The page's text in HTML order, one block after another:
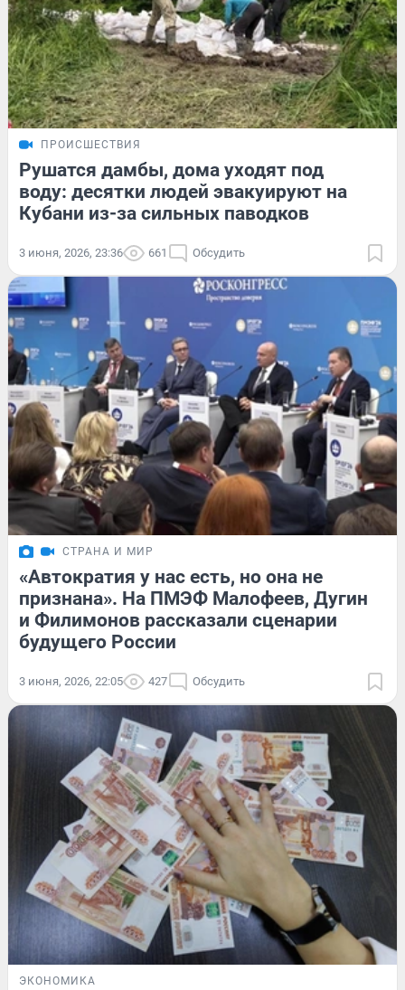
ПРОИСШЕСТВИЯ
Рушатся дамбы, дома уходят под
воду: десятки людей эвакуируют на
Кубани из-за сильных паводков
3 июня, 2026, 23:36 661 Обсудить
СТРАНА И МИР
«Автократия у нас есть, но она не
признана». На ПМЭФ Малофеев, Дугин
и Филимонов рассказали сценарии
будущего России
3 июня, 2026, 22:05 427 Обсудить
ЭКОНОМИКА